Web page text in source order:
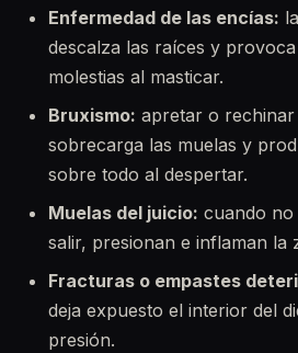
Enfermedad de las encías:
descalza las raíces y
molestias al masticar.
Bruxismo: apretar o rechinar
sobrecarga las muelas y
sobre todo al despertar.
Muelas del juicio: cuando no
salir, presionan e inflaman la
Fracturas o empastes
deja expuesto el interior del
presión.